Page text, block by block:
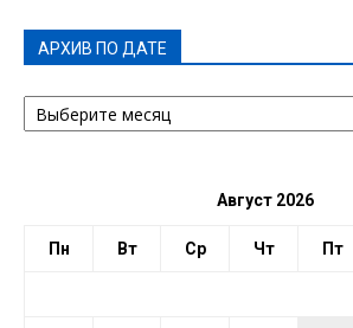
АРХИВ ПО ДАТЕ
АРХИВ
ПО
Август 2026
Пн Вт Ср Чт Пт